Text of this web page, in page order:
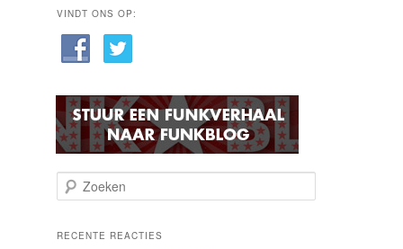
VINDT ONS OP:
o
k
RECENTE REACTIES